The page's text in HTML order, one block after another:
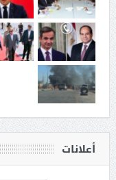
أعلانات